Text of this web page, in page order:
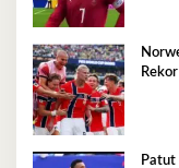
Patut